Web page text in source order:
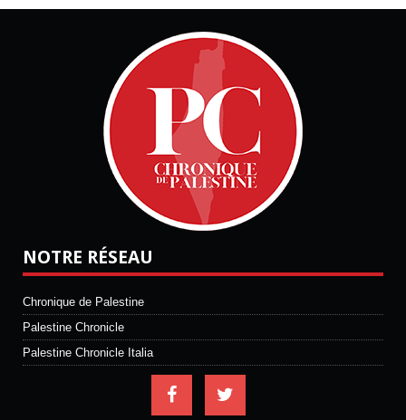
NOTRE RÉSEAU
Chronique de Palestine
Palestine Chronicle
Palestine Chronicle Italia